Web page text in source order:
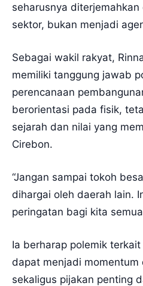
seharusnya
sektor, bukan menjadi
Sebagai wakil rakyat,
memiliki tanggung jawab
perencanaan
berorientasi pada fisik,
sejarah dan nilai yang
Cirebon.
“Jangan sampai tokoh
dihargai oleh daerah lain.
peringatan bagi kita
Ia berharap polemik
dapat menjadi momentum
sekaligus pijakan penting